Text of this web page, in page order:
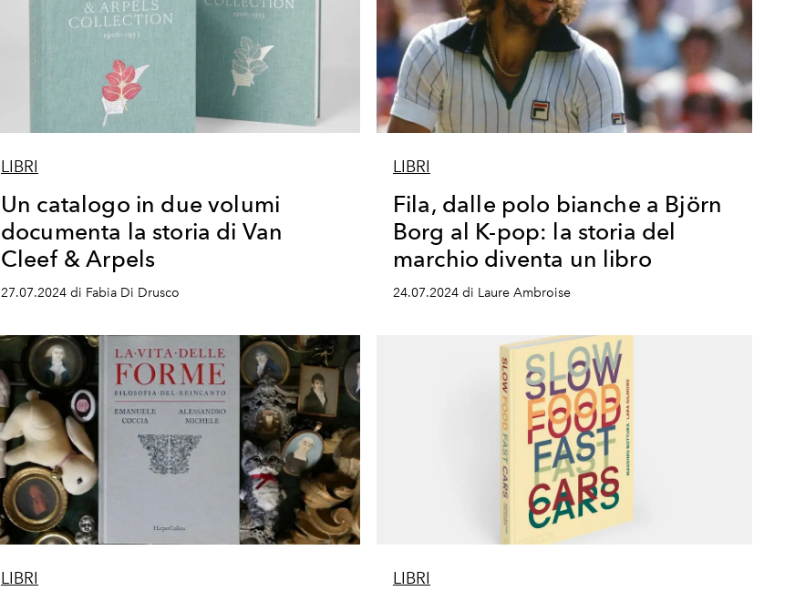
LIBRI
Un catalogo in due volumi
documenta la storia di Van
Cleef & Arpels
27.07.2024 di Fabia Di Drusco
LIBRI
Fila, dalle polo bianche a Björn
Borg al K-pop: la storia del
marchio diventa un libro
24.07.2024 di Laure Ambroise
LIBRI LIBRI